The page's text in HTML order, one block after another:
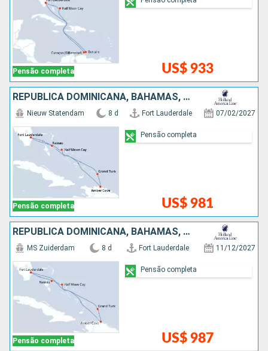
Pensão completa US$ 933
REPUBLICA DOMINICANA, BAHAMAS, ESTADOS UNIDOS
Pensão completa
Nieuw Statendam 8 d Fort Lauderdale 07/02/2027
US$ 981
Pensão completa
REPUBLICA DOMINICANA, BAHAMAS, ESTADOS UNIDOS
Pensão completa
MS Zuiderdam 8 d Fort Lauderdale 11/12/2027
US$ 987
Pensão completa